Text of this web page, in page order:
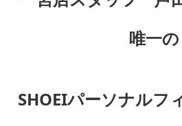
唯一の
SHOEIパーソナルフ